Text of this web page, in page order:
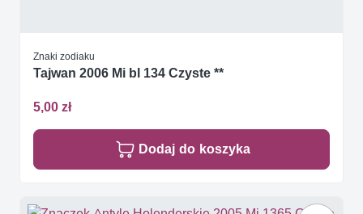
Znaki zodiaku
Tajwan 2006 Mi bl 134 Czyste **
5,00 zł
Dodaj do koszyka